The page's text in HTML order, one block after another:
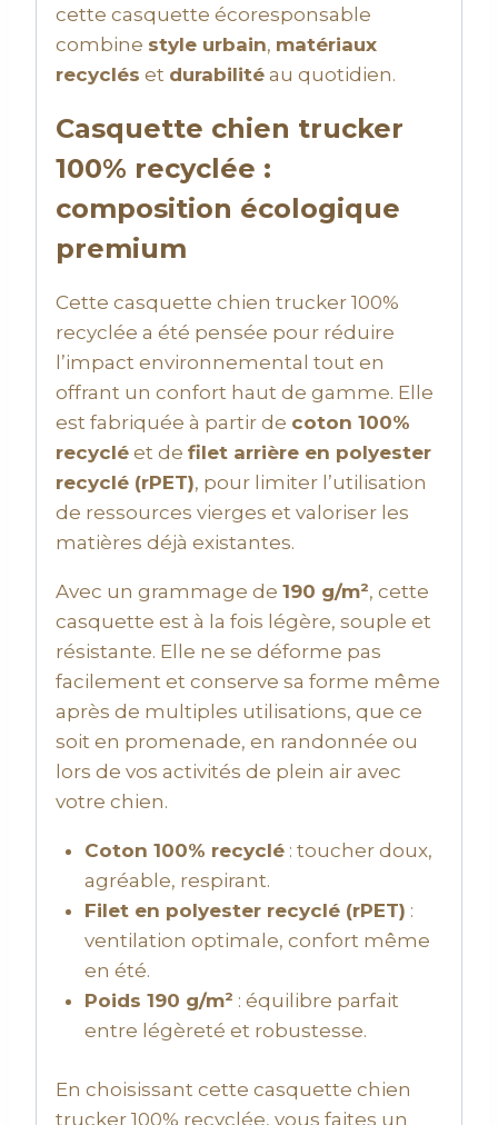
cette casquette écoresponsable
combine style urbain, matériaux
recyclés et durabilité au quotidien.
Casquette chien trucker
100% recyclée :
composition écologique
premium
Cette casquette chien trucker 100%
recyclée a été pensée pour réduire
l’impact environnemental tout en
offrant un confort haut de gamme. Elle
est fabriquée à partir de coton 100%
recyclé et de filet arrière en polyester
recyclé (rPET), pour limiter l’utilisation
de ressources vierges et valoriser les
matières déjà existantes.
Avec un grammage de 190 g/m², cette
casquette est à la fois légère, souple et
résistante. Elle ne se déforme pas
facilement et conserve sa forme même
après de multiples utilisations, que ce
soit en promenade, en randonnée ou
lors de vos activités de plein air avec
votre chien.
Coton 100% recyclé: toucher doux,
agréable, respirant.
Filet en polyester recyclé (rPET) :
ventilation optimale, confort même
en été.
Poids 190 g/m² : équilibre parfait
entre légèreté et robustesse.
En choisissant cette casquette chien
trucker 100% recyclée, vous faites un